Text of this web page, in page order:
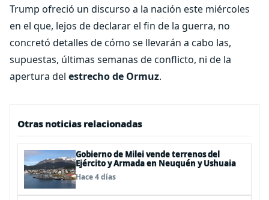
Trump ofreció un discurso a la nación este miércoles
en el que, lejos de declarar el fin de la guerra, no
concretó detalles de cómo se llevarán a cabo las,
supuestas, últimas semanas de conflicto, ni de la
apertura del estrecho de Ormuz.
Otras noticias relacionadas
Gobierno de Milei vende terrenos del
Ejército y Armada en Neuquén y Ushuaia
Hace 4 días